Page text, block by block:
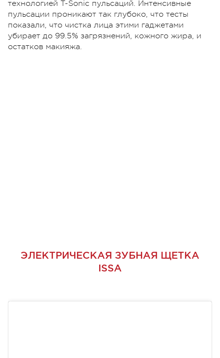
технологией T-Sonic пульсаций. Интенсивные
пульсации проникают так глубоко, что тесты
показали, что чистка лица этими гаджетами
убирает до 99.5% загрязнений, кожного жира, и
остатков макияжа.
ЭЛЕКТРИЧЕСКАЯ ЗУБНАЯ ЩЕТКА
ISSA